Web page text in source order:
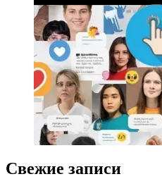
Свежие записи